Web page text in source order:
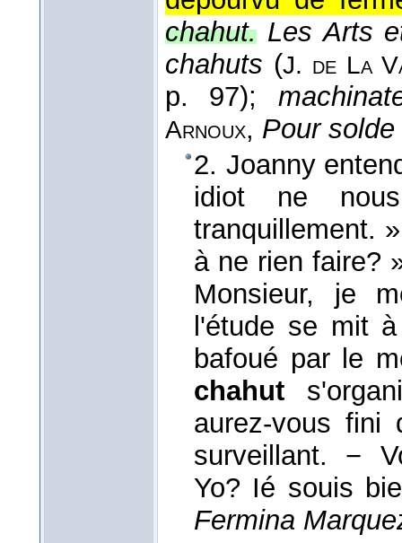
chahut. Les Arts
chahuts (J. de La
p. 97);
Arnoux, Pour
2. Joanny
idiot ne
tranquillement.
à ne rien faire?
Monsieur, je
l'étude se mit
bafoué par le
chahut
aurez-vous fini
surveillant. −
Yo? Ié souis
Fermina